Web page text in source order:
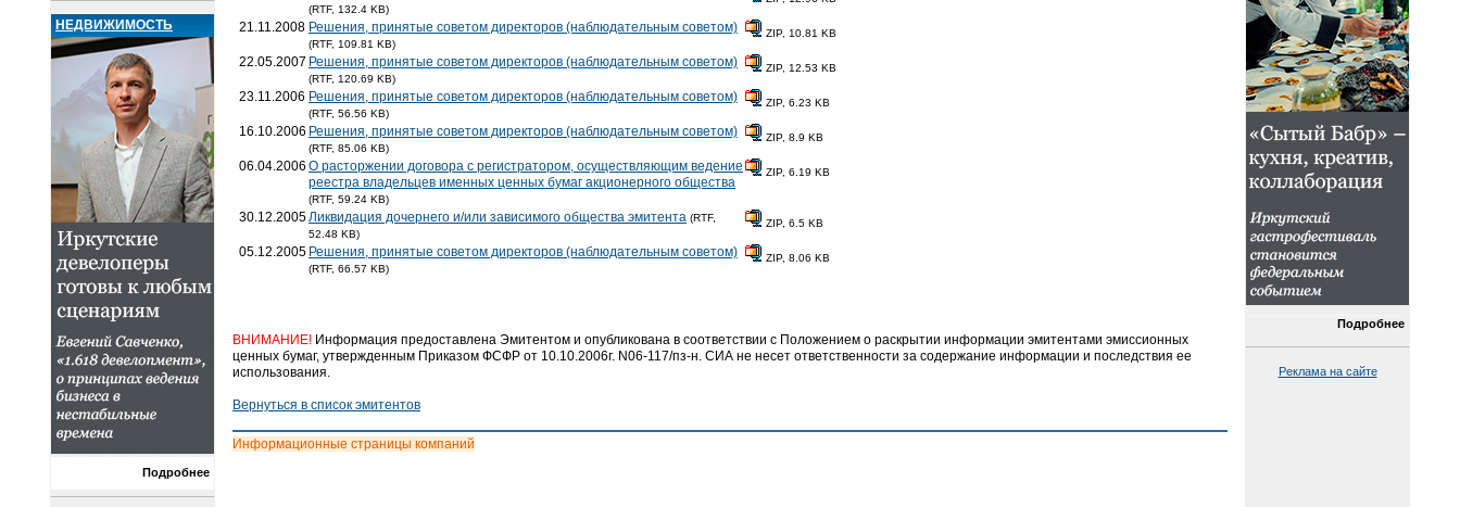
НЕДВИЖИМОСТЬ
Подробнее
(RTF, 132.4 KB)
21.11.2008 Решения, принятые советом директоров (наблюдательным советом)
(RTF, 109.81 KB)
ZIP, 10.81 KB
22.05.2007 Решения, принятые советом директоров (наблюдательным советом)
(RTF, 120.69 KB)
ZIP, 12.53 KB
23.11.2006 Решения, принятые советом директоров (наблюдательным советом)
(RTF, 56.56 KB)
ZIP, 6.23 KB
16.10.2006 Решения, принятые советом директоров (наблюдательным советом)
(RTF, 85.06 KB)
ZIP, 8.9 KB
06.04.2006 О расторжении договора с регистратором, осуществляющим ведение
реестра владельцев именных ценных бумаг акционерного общества
(RTF, 59.24 KB)
ZIP, 6.19 KB
30.12.2005Ликвидация дочернего и/или зависимого общества эмитента (RTF,
52.48 KB)
ZIP, 6.5 KB
05.12.2005 Решения, принятые советом директоров (наблюдательным советом)
(RTF, 66.57 KB)
ZIP, 8.06 KB
ВНИМАНИЕ! Информация предоставлена Эмитентом и опубликована в соответствии с Положением о раскрытии информации эмитентами эмиссионных
ценных бумаг, утвержденным Приказом ФСФР от 10.10.2006г. N06-117/пз-н. СИА не несет ответственности за содержание информации и последствия ее
использования.
Вернуться в список эмитентов
Информационные страницы компаний
Подробнее
Реклама на сайте